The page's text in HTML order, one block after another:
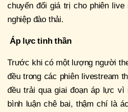
chuyển đổi giá trị cho phiên
nghiệp đào thải.
Áp lực tinh thần
Trước khi có một lượng người
đều trong các phiên livestream
đều trải qua giai đoạn áp lực
bình luận chê bai, thậm chí là